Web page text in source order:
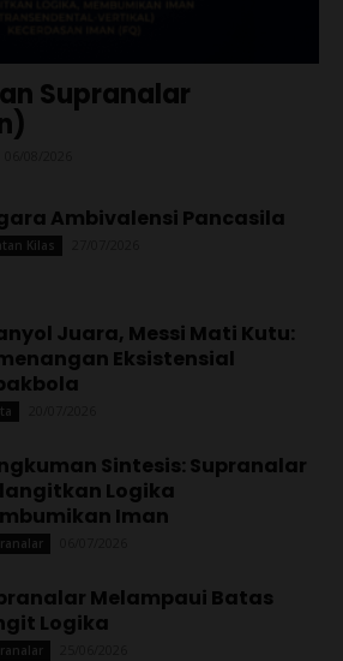
Supranalar
Ambivalensi Pancasila
Kilas
Juara, Messi Mati Kutu:
Eksistensial
Sintesis: Supranalar
Logika
Iman
Melampaui Batas
Logika